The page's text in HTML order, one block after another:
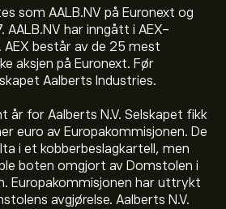
som AALB.NV på Euronext og
AALB.NV har inngått i AEX-
AEX består av de 25 mest
aksjen på Euronext. Før
Aalberts Industries.
år for Aalberts N.V. Selskapet fikk
euro av Europakommisjonen. De
i et kobberbeslagkartell, men
boten omgjort av Domstolen i
Europakommisjonen har uttrykt
avgjørelse. Aalberts N.V.